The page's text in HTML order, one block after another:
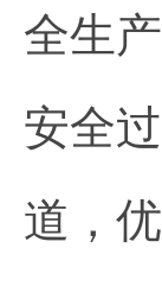
全生
安全
道，